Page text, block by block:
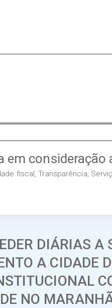
em
fiscal, Transparência,
DIÁRIAS A
A
NO